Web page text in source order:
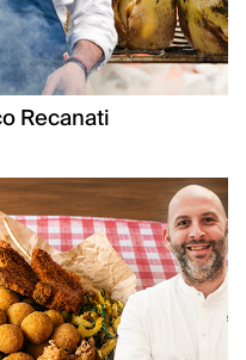
Recanati